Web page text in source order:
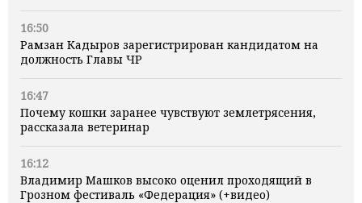
16:50
Рамзан Кадыров зарегистрирован кандидатом на
должность Главы ЧР
16:47
Почему кошки заранее чувствуют землетрясения,
рассказала ветеринар
16:12
Владимир Машков высоко оценил проходящий в
Грозном фестиваль «Федерация» (+видео)